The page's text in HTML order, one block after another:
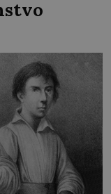
nátlak.
knězem a